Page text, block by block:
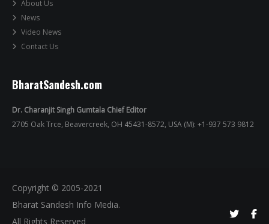
About Us
News
Video News
Contact Us
BharatSandesh.com
Dr. Charanjit Singh Gumtala Chief Editor
2705 Oak Trce, Beavercreek, OH 45431-8572, USA (M): +1-937 573 9812
Copyright © 2005-2021
Bharat Sandesh Info Media.
All Rights Reserved